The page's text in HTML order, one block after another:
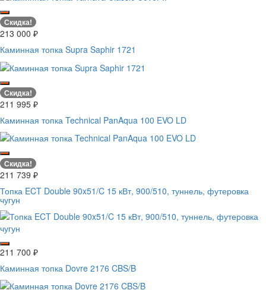
Скидка!
213 000 ₽
Каминная топка Supra Saphir 1721
Скидка!
211 995 ₽
Каминная топка Technical PanAqua 100 EVO LD
Скидка!
211 739 ₽
Топка ECT Double 90x51/C 15 кВт, 900/510, туннель, футеровка
чугун
211 700 ₽
Каминная топка Dovre 2176 CBS/B